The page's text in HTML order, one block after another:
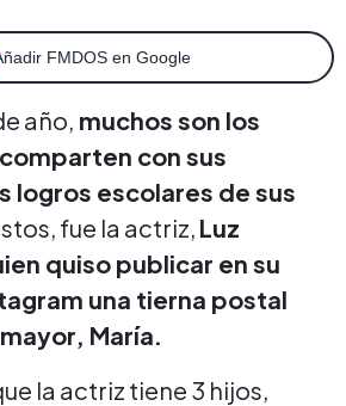
FMDOS en Google
año, muchos son los
con sus
logros escolares de sus
fue la actriz, Luz
quiso publicar en su
una tierna postal
María.
la actriz tiene 3 hijos,